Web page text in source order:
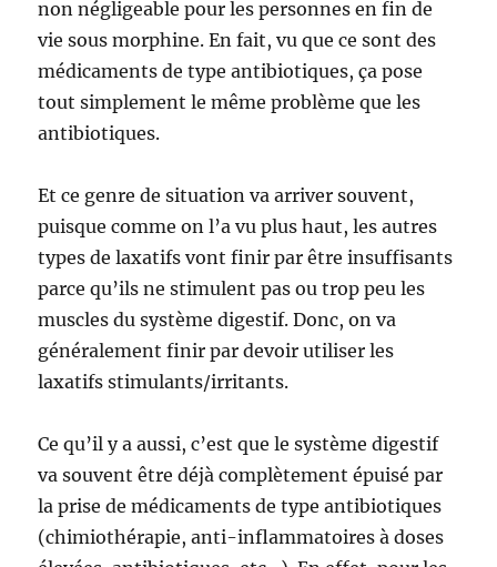
non négligeable pour les personnes en fin de
vie sous morphine. En fait, vu que ce sont des
médicaments de type antibiotiques, ça pose
tout simplement le même problème que les
antibiotiques.
Et ce genre de situation va arriver souvent,
puisque comme on l’a vu plus haut, les autres
types de laxatifs vont finir par être insuffisants
parce qu’ils ne stimulent pas ou trop peu les
muscles du système digestif. Donc, on va
généralement finir par devoir utiliser les
laxatifs stimulants/irritants.
Ce qu’il y a aussi, c’est que le système digestif
va souvent être déjà complètement épuisé par
la prise de médicaments de type antibiotiques
(chimiothérapie, anti-inflammatoires à doses